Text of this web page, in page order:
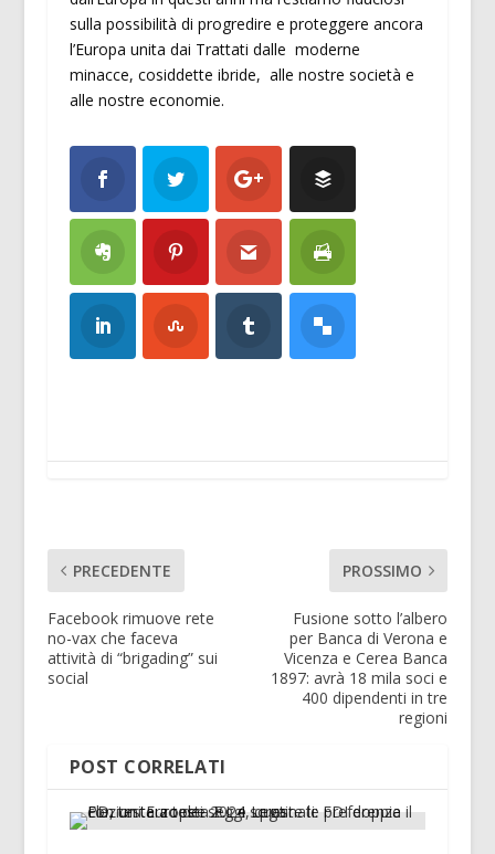
sulla possibilità di progredire e proteggere ancora
l’Europa unita dai Trattati dalle moderne
minacce, cosiddette ibride, alle nostre società e
alle nostre economie.
PRECEDENTE
Facebook rimuove rete
no-vax che faceva
attività di “brigading” sui
social
PROSSIMO
Fusione sotto l’albero
per Banca di Verona e
Vicenza e Cerea Banca
1897: avrà 18 mila soci e
400 dipendenti in tre
regioni
POST CORRELATI